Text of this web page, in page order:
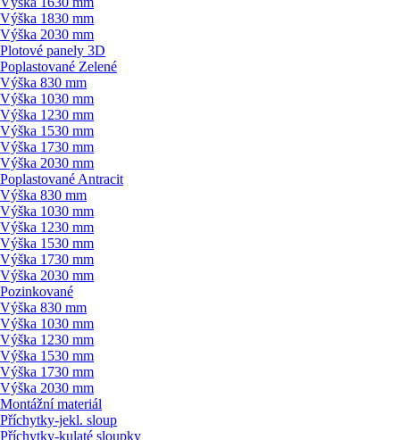
Výška 1830 mm
Výška 2030 mm
Plotové panely 3D
Poplastované Zelené
Výška 830 mm
Výška 1030 mm
Výška 1230 mm
Výška 1530 mm
Výška 1730 mm
Výška 2030 mm
Poplastované Antracit
Výška 830 mm
Výška 1030 mm
Výška 1230 mm
Výška 1530 mm
Výška 1730 mm
Výška 2030 mm
Pozinkované
Výška 830 mm
Výška 1030 mm
Výška 1230 mm
Výška 1530 mm
Výška 1730 mm
Výška 2030 mm
Montážní materiál
Příchytky-jekl. sloup
Příchytky-kulaté sloupky